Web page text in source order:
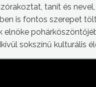
tanít és
is fontos szerepet
sokszínű kulturális